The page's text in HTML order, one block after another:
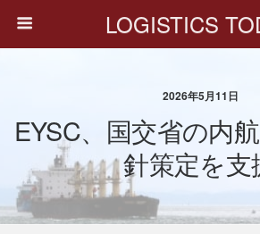
LOGISTICS
2026年5月11日
EYSC、国交省の内
針策定を支